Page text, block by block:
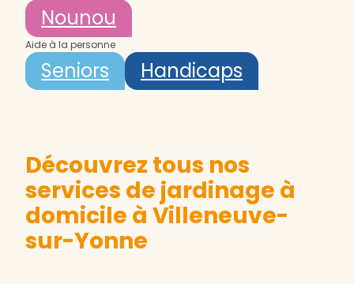
Nounou
Aide à la personne
Seniors Handicaps
Découvrez tous nos
services de jardinage à
domicile à Villeneuve-
sur-Yonne